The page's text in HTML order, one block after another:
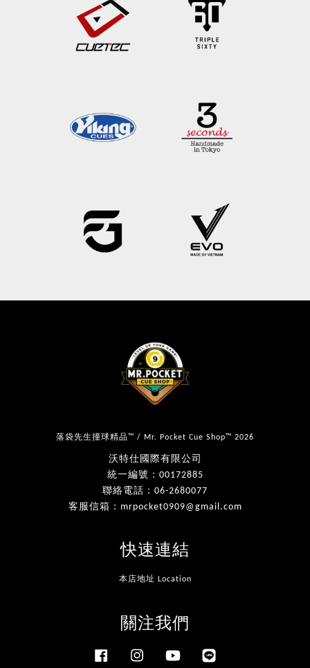
落袋先生撞球精品™ / Mr. Pocket Cue Shop™ 2026
沃特仕國際有限公司
統一編號：00172885
聯絡電話：06-2680077
客服信箱：mrpocket0909@gmail.com
快速連結
本店地址 Location
關注我們
Facebook Instagram YouTube